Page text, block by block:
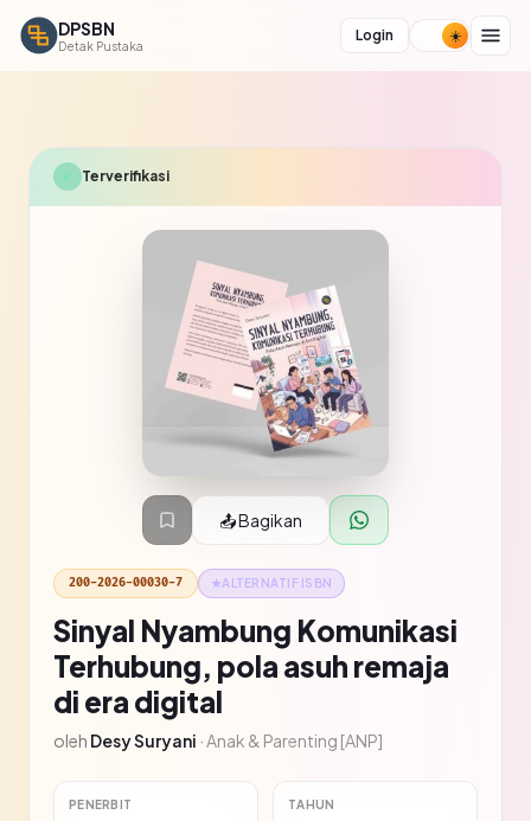
DPSBN
Detak Pustaka
Login
✓ Terverifikasi
📤 Bagikan
200-2026-00030-7 ★ALTERNATIF ISBN
Sinyal Nyambung Komunikasi
Terhubung, pola asuh remaja
di era digital
oleh Desy Suryani ·Anak & Parenting [ANP]
PENERBIT TAHUN